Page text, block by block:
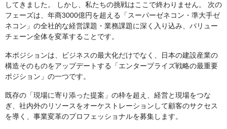
してきました。 しかし、私たちの挑戦はここで終わりません。 次の
フェーズは、年商3000億円を超える「スーパーゼネコン・準大手ゼ
ネコン」の全社的な経営課題・業務課題に深く入り込み、バリュー
チェーン全体を変革することです。
本ポジションは、ビジネスの最大化だけでなく、日本の建設産業の
構造そのものをアップデートする「エンタープライズ戦略の最重要
ポジション」の一つです。
既存の「現場に寄り添った提案」の枠を超え、経営と現場をつな
ぎ、社内外のリソースをオーケストレーションして顧客のサクセス
を導く、事業変革のプロフェッショナルを募集します。